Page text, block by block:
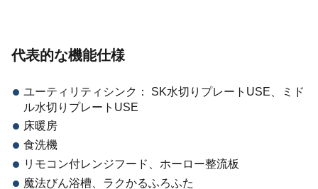
代表的な機能仕様
ユーティリティシンク： SK水切りプレートUSE、ミド
ル水切りプレートUSE
床暖房
食洗機
リモコン付レンジフード、ホーロー整流板
魔法びん浴槽、ラクかるふろふた